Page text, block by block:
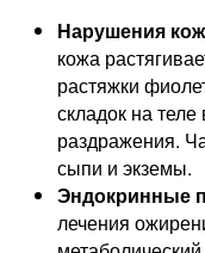
Нарушения
кожа
растяжки
складок на
раздражения.
сыпи и экземы.
Эндокринные
лечения